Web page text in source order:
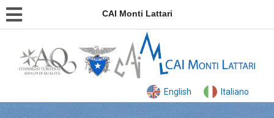
CAI Monti Lattari
English Italiano